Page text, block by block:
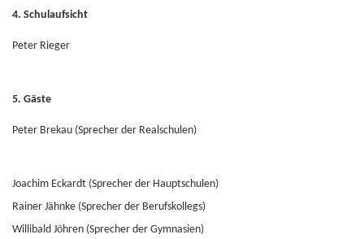
4. Schulaufsicht
Peter Rieger
5. Gäste
Peter Brekau (Sprecher der Realschulen)
Joachim Eckardt (Sprecher der Hauptschulen)
Rainer Jähnke (Sprecher der Berufskollegs)
Willibald Jöhren (Sprecher der Gymnasien)